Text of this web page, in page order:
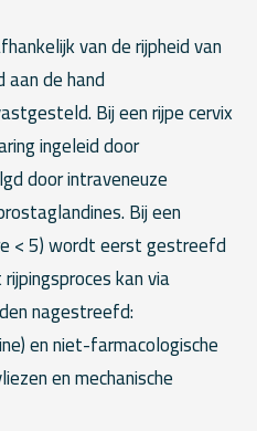
van de rijpheid van
de hand
Bij een rijpe cervix
ingeleid door
door intraveneuze
Bij een
< 5) wordt eerst gestreefd
kan via
nagestreefd:
en niet-farmacologische
en mechanische